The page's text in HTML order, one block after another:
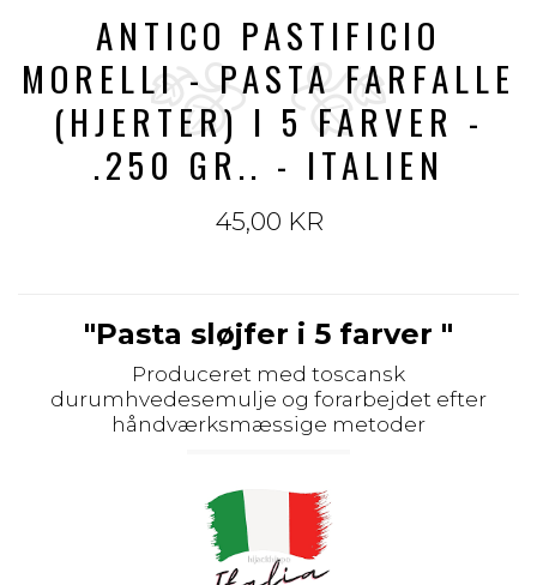
ANTICO PASTIFICIO
MORELLI - PASTA FARFALLE
(HJERTER) I 5 FARVER -
.250 GR.. - ITALIEN
45,00 KR
"Pasta sløjfer i 5 farver "
Produceret med toscansk
durumhvedesemulje og forarbejdet efter
håndværksmæssige metoder